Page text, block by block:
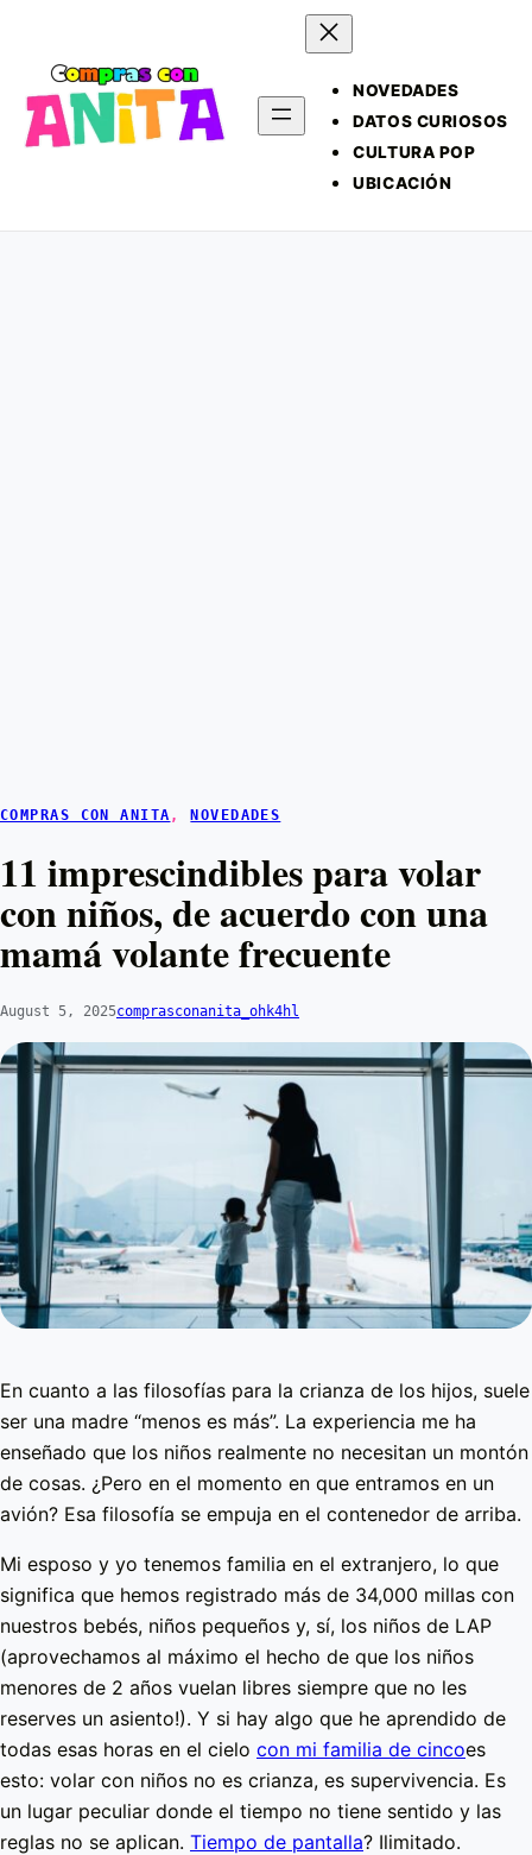
NOVEDADES
DATOS CURIOSOS
CULTURA POP
UBICACIÓN
COMPRAS CON ANITA , NOVEDADES
11 imprescindibles para volar
con niños, de acuerdo con una
mamá volante frecuente
August 5, 2025comprasconanita_ohk4hl
En cuanto a las filosofías para la crianza de los hijos, suele
ser una madre “menos es más”. La experiencia me ha
enseñado que los niños realmente no necesitan un montón
de cosas. ¿Pero en el momento en que entramos en un
avión? Esa filosofía se empuja en el contenedor de arriba.
Mi esposo y yo tenemos familia en el extranjero, lo que
significa que hemos registrado más de 34,000 millas con
nuestros bebés, niños pequeños y, sí, los niños de LAP
(aprovechamos al máximo el hecho de que los niños
menores de 2 años vuelan libres siempre que no les
reserves un asiento!). Y si hay algo que he aprendido de
todas esas horas en el cielo con mi familia de cincoes
esto: volar con niños no es crianza, es supervivencia. Es
un lugar peculiar donde el tiempo no tiene sentido y las
reglas no se aplican. Tiempo de pantalla? Ilimitado.